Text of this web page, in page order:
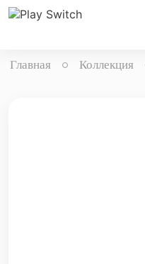
Главная Коллекция